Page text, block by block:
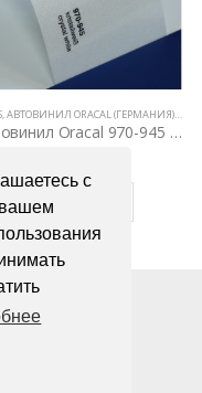
с
,АВТОВИНИЛ ORACAL (ГЕРМАНИЯ),ВСЕ
Автовинил Oracal 970-945 crystal white – кристаллический белый, глянец
В КОРЗИНУ